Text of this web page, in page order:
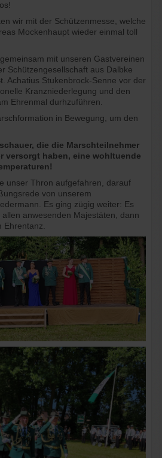
wir mit der Schützenmesse, welche
Mockenhaupt wieder einmal toll
mit unseren Gastvereinen
Schützengesellschaft aus Dalbke
Achatius Stukenbrock-Senne vor der
Kranzniederlegung und den
Ehrenmal durhzuführen.
in Bewegung, um den
die die Marschteilnehmer
versorgt haben, eine wohltuende
unser Thron aufgefahren, darauf
von unserem
Es ging zügig weiter: Es
anwesenden Majestäten, dann
Ehrentanz.